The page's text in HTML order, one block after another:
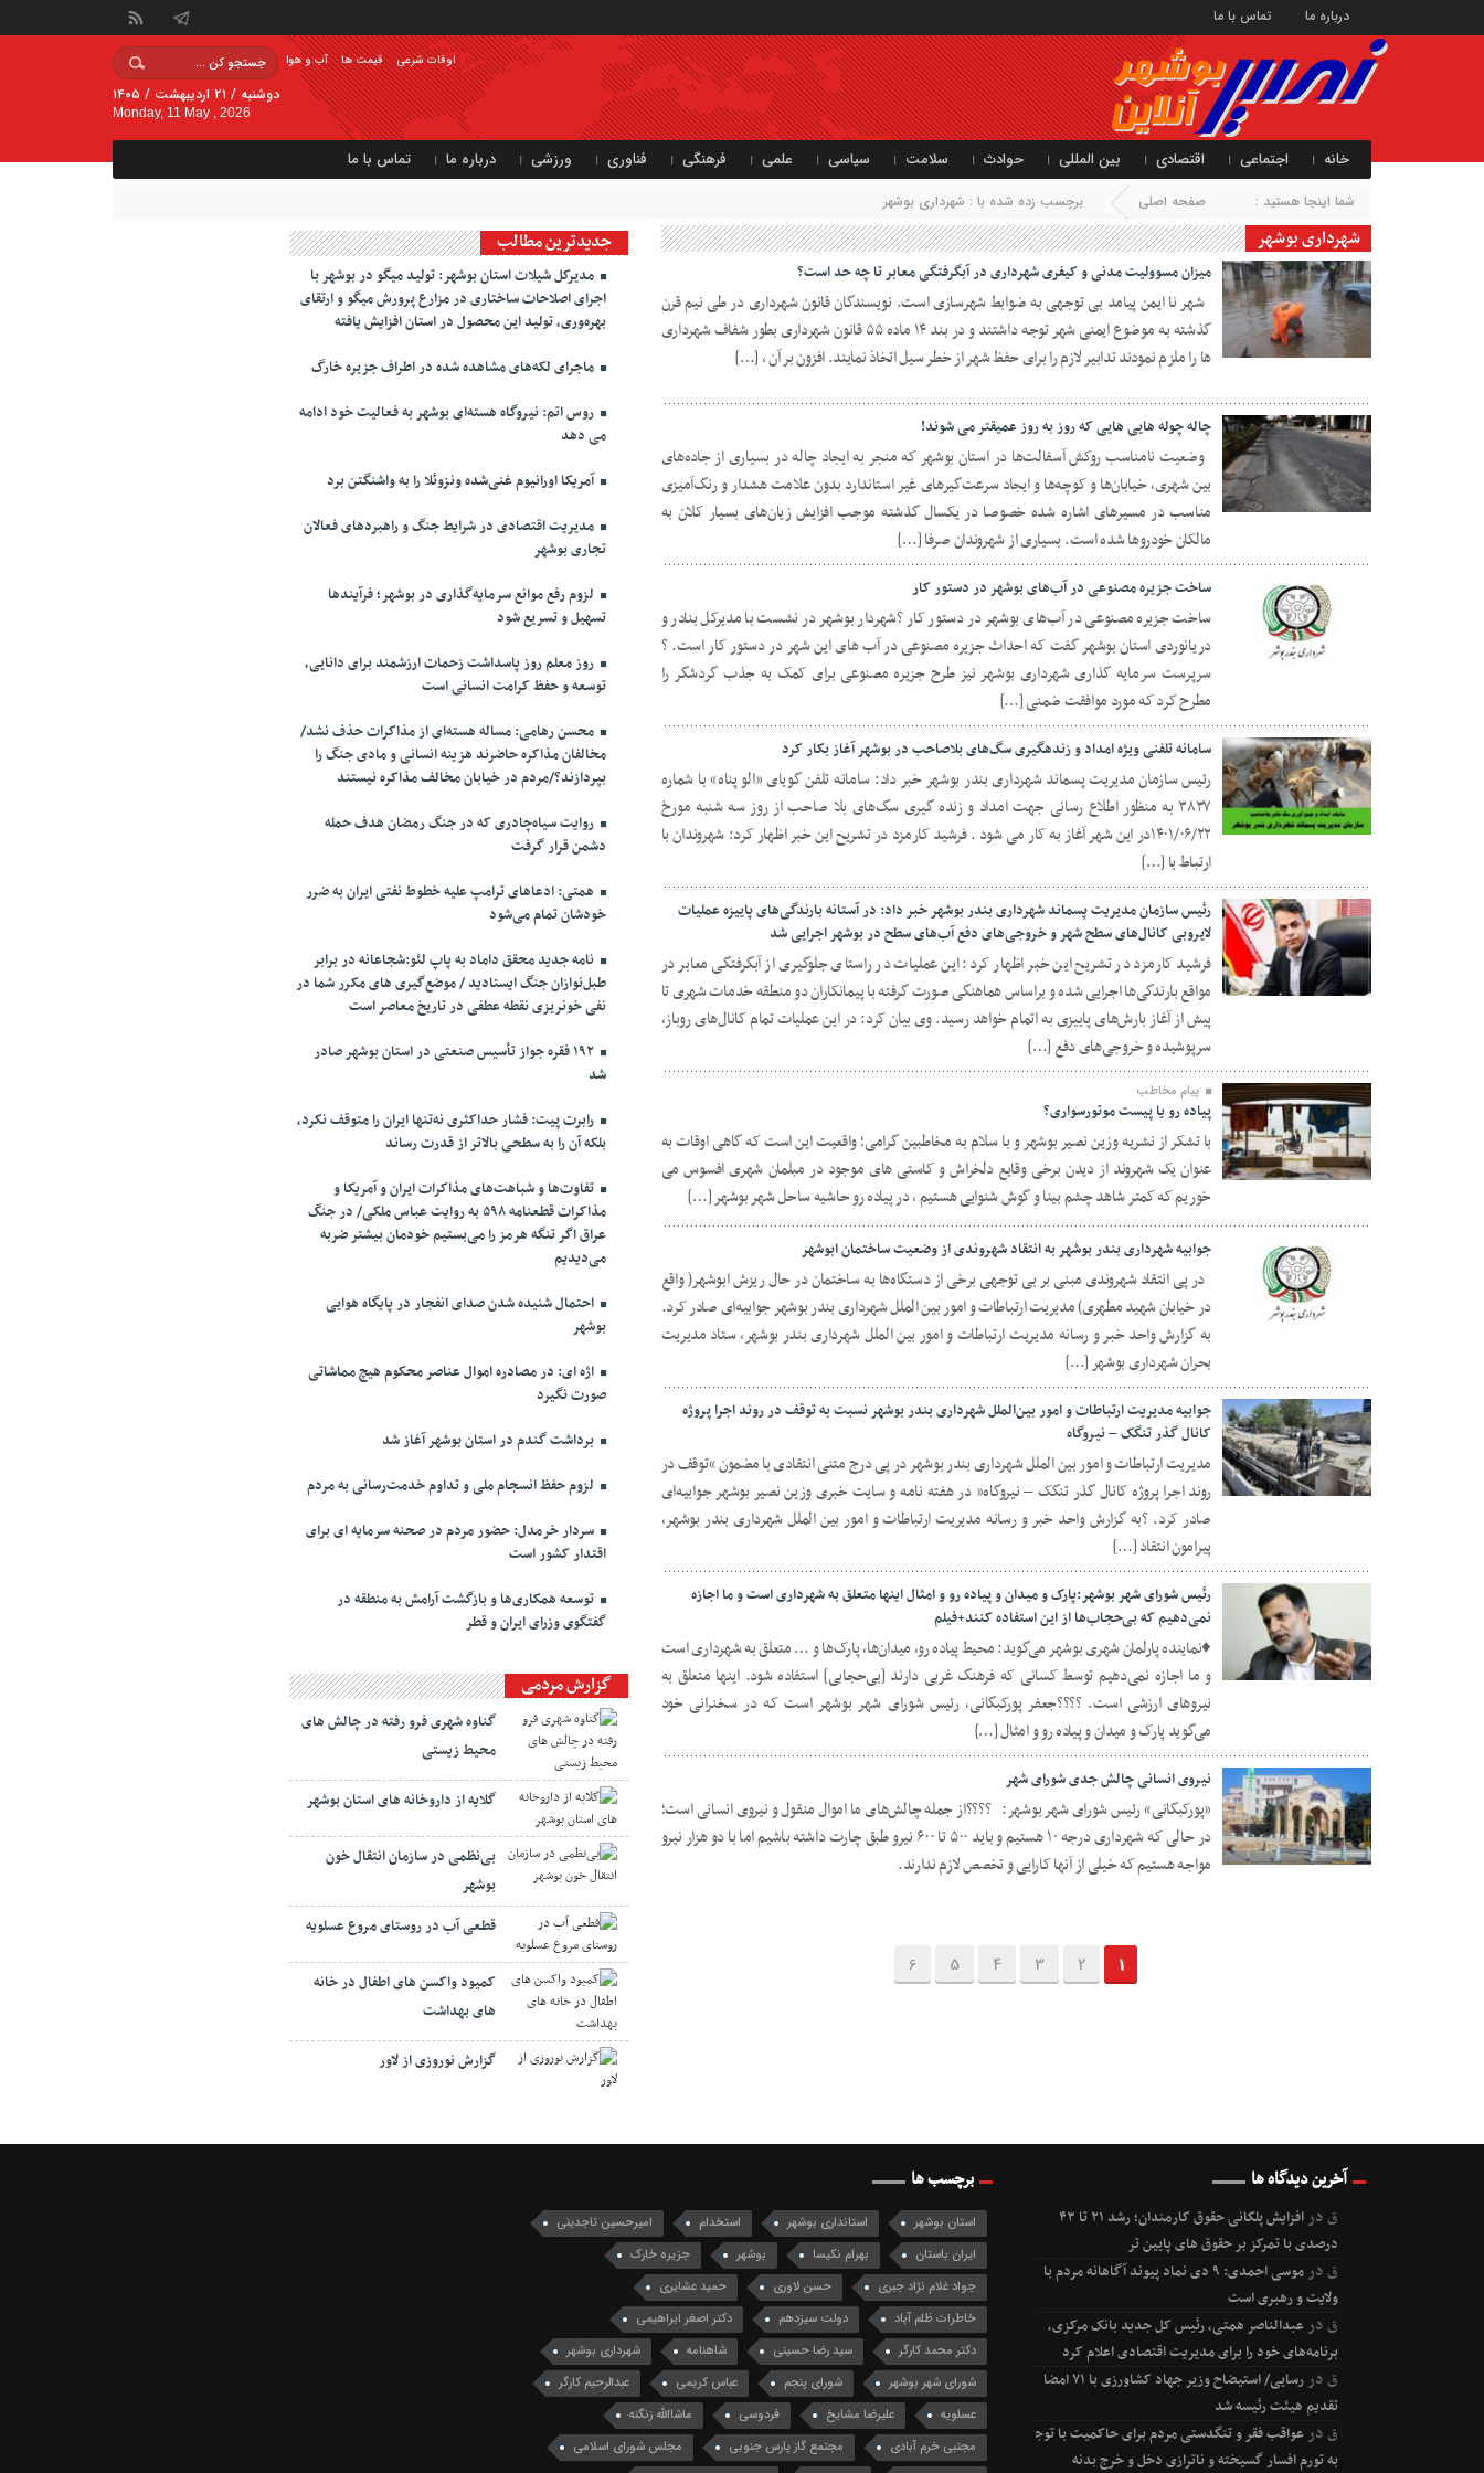
درباره ما تماس با ما
آب و هوا قیمت ها اوقات شرعی
دوشنبه / ۲۱ اردیبهشت / ۱۴۰۵
Monday, 11 May , 2026
خانه اجتماعی اقتصادی بین المللی حوادث سلامت سیاسی علمی فرهنگی فناوری ورزشی درباره ما تماس با ما
شما اینجا هستید : صفحه اصلی برچسب زده شده با : شهرداری بوشهر
شهرداری بوشهر
میزان مسوولیت مدنی و کیفری شهرداری در آبگرفتگی معابر تا چه حد است؟
شهر نا ایمن پیامد بی توجهی به ضوابط شهرسازی است. نویسندگان قانون شهرداری در طی نیم قرن
گذشته به موضوع ایمنی شهر توجه داشتند و در بند ۱۴ ماده ۵۵ قانون شهرداری بطور شفاف شهرداری
ها را ملزم نمودند تدابیر لازم را برای حفظ شهر از خطر سیل اتخاذ نمایند. افزون بر آن ، […]
۲۱ آبان ۱۴۰۲
چاله چوله هایی هایی که روز به روز عمیقتر می شوند!
وضعیت نامناسب روکش آسفالت‌ها در استان بوشهر که منجر به ایجاد چاله در بسیاری از جاده‌های
بین شهری، خیابان‌ها و کوچه‌ها و ایجاد سرعت‌گیرهای غیر استاندارد بدون علامت‌ هشدار و رنگ‌آمیزی
مناسب در مسیرهای اشاره شده خصوصا در یکسال گذشته موجب افزایش زیان‌های بسیار کلان به
مالکان خودروها شده است. بسیاری از شهروندان صرفا […]
ساخت جزیره مصنوعی در آب‌های بوشهر در دستور کار
ساخت جزیره مصنوعی در آب‌های بوشهر در دستور کار ?شهردار بوشهر در نشست با مدیرکل بنادر و
دریانوردی استان بوشهر گفت که احداث جزیره مصنوعی در آب های این شهر در دستور کار است. ?
سرپرست سرمایه گذاری شهرداری بوشهر نیز طرح جزیره مصنوعی برای کمک به جذب گردشگر را
مطرح کرد که مورد موافقت ضمنی […]
۲۰ شهریور ۱۴۰۱
سامانه تلفنی ویژه امداد و زنده‎گیری سگ‌‎های بلاصاحب در بوشهر آغاز بکار کرد
رئیس سازمان مدیریت پسماند شهرداری بندر بوشهر خبر داد: سامانه تلفن گویای «الو پناه» با شماره
۳۸۳۷ به منظور اطلاع رسانی جهت امداد و زنده ‌گیری سگ‌‎های بلا صاحب از روز سه شنبه مورخ
۱۴۰۱/۰۶/۲۲در این شهر آغاز به کار می شود . فرشید کارمزد در تشریح این خبر اظهار کرد: شهروندان با
ارتباط با […]
۱۸ شهریور ۱۴۰۱
رئیس سازمان مدیریت پسماند شهرداری بندر بوشهر خبر داد: در آستانه بارندگی‌های پاییزه عملیات
لایروبی کانال‌های سطح شهر و خروجی‌های دفع آب‌های سطح در بوشهر اجرایی شد
فرشید کارمزد در تشریح این خبر اظهار کرد: این عملیات در راستای جلوگیری از آبگرفتگی معابر در
مواقع بارندگی‌ها اجرایی شده و براساس هماهنگی صورت گرفته با پیمانکاران دو منطقه خدمات شهری تا
پیش از آغاز بارش‌های پاییزی به اتمام خواهد رسید. وی بیان کرد: در این عملیات تمام کانال‌های روباز،
سرپوشیده و خروجی‌های دفع […]
۲۸ مرداد ۱۴۰۱
پیام مخاطب
پیاده رو یا پیست موتورسواری؟
با تشکر از نشریه وزین نصیر بوشهر و با سلام به مخاطبین گرامی؛ واقعیت این است که گاهی اوقات به
عنوان یک شهروند از دیدن برخی وقایع دلخراش و کاستی های موجود در مبلمان شهری افسوس می
خوریم که کمتر شاهد چشم بینا و گوش شنوایی هستیم ، در پیاده رو حاشیه ساحل شهر بوشهر […]
جوابیه شهرداری بندر بوشهر به انتقاد شهروندی از وضعیت ساختمان ابوشهر
در پی انتقاد شهروندی مبنی بر بی توجهی برخی از دستگاه‌ها به ساختمان در حال ریزش ابوشهر( واقع
در خیابان شهید مطهری) مدیریت ارتباطات و امور بین الملل شهرداری بندر بوشهر جوابیه‌ای صادر کرد.
به گزارش واحد خبر و رسانه مدیریت ارتباطات و امور بین الملل شهرداری بندر بوشهر، ستاد مدیریت
بحران شهرداری بوشهر […]
۰۵ خرداد ۱۴۰۱
جوابیه مدیریت ارتباطات و امور بین‌الملل شهرداری بندر بوشهر نسبت به توقف در روند اجرا پروژه
کانال گذر تنگک – نیروگاه
مدیریت ارتباطات و امور بین الملل شهرداری بندر بوشهر در پی درج متنی انتقادی با مضمون “توقف در
روند اجرا پروژه کانال گذر تنگک – نیروگاه” در هفته نامه و سایت خبری وزین نصیر بوشهر جوابیه‌ای
صادر کرد. ?به گزارش واحد خبر و رسانه مدیریت ارتباطات و امور بین الملل شهرداری بندر بوشهر،
پیرامون انتقاد […]
۰۲ آبان ۱۴۰۰
رئیس شورای شهر بوشهر:پارک و میدان و پیاده رو و امثال اینها متعلق به شهرداری است و ما اجازه
نمی‌دهیم که بی‌حجاب‌ها از این استفاده کنند+فیلم
♦️نماینده پارلمان شهری بوشهر می‌گوید: محیط پیاده رو، میدان‌ها، پارک‌ها و … متعلق به شهرداری است
و ما اجازه نمی‌دهیم توسط کسانی که فرهنگ غربی دارند [بی‌حجابی] استفاده شود. اینها متعلق به
نیروهای ارزشی است. ????جعفر پورکبگانی، رئیس شورای شهر بوشهر است که در سخنرانی خود
می‌گوید پارک و میدان و پیاده رو و امثال […]
۱۸ مهر ۱۴۰۰
نیروی انسانی چالش‌ جدی شورای شهر
«پورکبگانی» رئیس شورای شهر بوشهر: ????از جمله چالش‌های ما اموال منقول و نیروی انسانی است؛
در حالی که شهرداری درجه ۱۰ هستیم و باید ۵۰۰ تا ۶۰۰ نیرو طبق چارت داشته باشیم اما با دو هزار نیرو
مواجه هستیم که خیلی از آنها کارایی و تخصص لازم ندارند. ‌‌‌‌‌‌‌‌‌‌‌‌‌‎‌‌‌‎‌‌
1
2
3
4
5
6
جدیدترین مطالب
مدیرکل شیلات استان بوشهر: تولید میگو در بوشهر با
اجرای اصلاحات ساختاری در مزارع پرورش میگو و ارتقای
بهره‌وری، تولید این محصول در استان افزایش یافته
ماجرای لکه‌های مشاهده شده در اطراف جزیره خارگ
روس اتم: نیروگاه هسته‌ای بوشهر به فعالیت خود ادامه
می دهد
آمریکا اورانیوم غنی‌شده ونزوئلا را به واشنگتن برد
مدیریت اقتصادی در شرایط جنگ و راهبردهای فعالان
تجاری بوشهر
لزوم رفع موانع سرمایه‌گذاری در بوشهر؛ فرآیندها
تسهیل و تسریع شود
روز معلم روز پاسداشت زحمات ارزشمند برای دانایی،
توسعه و حفظ کرامت انسانی است
محسن رهامی: مساله هسته‌ای از مذاکرات حذف نشد/
مخالفان مذاکره حاضرند هزینه انسانی و مادی جنگ را
بپردازند؟/مردم در خیابان مخالف مذاکره نیستند
روایت سیاه‌چادری که در جنگ رمضان هدف حمله
دشمن قرار گرفت
همتی: ادعاهای ترامپ علیه خطوط نفتی ایران به ضرر
خودشان تمام می‌شود
نامه جدید محقق داماد به پاپ لئو:شجاعانه در برابر
طبل‌نوازان جنگ ایستادید / موضع‌گیری های مکرر شما در
نفی خونریزی نقطه عطفی در تاریخ معاصر است
۱۹۲ فقره جواز تأسیس صنعتی در استان بوشهر صادر
شد
رابرت پیت: فشار حداکثری نه‌تنها ایران را متوقف نکرد،
بلکه آن را به سطحی بالاتر از قدرت رساند
تفاوت‌ها و شباهت‌های مذاکرات ایران و آمریکا و
مذاکرات قطعنامه ۵۹۸ به روایت عباس ملکی/ در جنگ
عراق اگر تنگه هرمز را می‌بستیم خودمان بیشتر ضربه
می‌دیدیم
احتمال شنیده شدن صدای انفجار در پایگاه هوایی
بوشهر
اژه ای: در مصادره اموال عناصر محکوم هیچ مماشاتی
صورت نگیرد
برداشت گندم در استان بوشهر آغاز شد
لزوم حفظ انسجام ملی و تداوم خدمت‌رسانی به مردم
سردار خرمدل: حضور مردم در صحنه سرمایه ای برای
اقتدار کشور است
توسعه همکاری‌ها و بازگشت آرامش به منطقه در
گفتگوی وزرای ایران و قطر
گزارش مردمی
گناوه شهری فرو رفته در چالش های
محیط زیستی
گلایه از داروخانه های استان بوشهر
بی‌نظمی در سازمان انتقال خون
بوشهر
قطعی آب در روستای مروع عسلویه
کمیود واکسن های اطفال در خانه
های بهداشت
گزارش نوروزی از لاور
آخرین دیدگاه ها
قدر
افزایش پلکانی حقوق کارمندان؛ رشد ۲۱ تا ۴۳
درصدی با تمرکز بر حقوق های پایین تر
قدر
موسی احمدی: ۹ دی نماد پیوند آگاهانه مردم با
ولایت و رهبری است
قدرعبدالناصر همتی، رئیس کل جدید بانک مرکزی،
برنامه‌های خود را برای مدیریت اقتصادی اعلام کرد
قدر
رسایی/ استیضاح وزیر جهاد کشاورزی با ۷۱ امضا
تقدیم هیئت رئیسه شد
قدرعواقب فقر و تنگدستی مردم برای حاکمیت با توجه
به تورم افسار گسیخته و ناترازی دخل و خرج بدنه
برچسب ها
استان بوشهر استانداری بوشهر استخدام
امیرحسین تاجدینی
ایران باستان
بهرام نکیسا بوشهر
جزیره خارک
جواد غلام نژاد جبری
حسن لاوری
حمید عشایری
خاطرات ظلم آباد
دولت سیزدهم
دکتر اصغر ابراهیمی
دکتر محمد کارگر
سید رضا حسینی شاهنامه
شهرداری بوشهر
شورای شهر بوشهر
شورای پنجم عباس کریمی
عبدالرحیم کارگر
عسلویه
علیرضا مشایخ فردوسی
ماشاالله زنگنه
مجتبی خرم آبادی
مجتمع گاز پارس جنوبی
مجلس شورای اسلامی